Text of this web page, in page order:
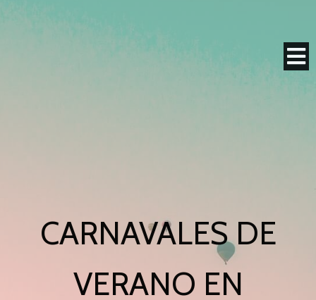
CARNAVALES DE
VERANO EN